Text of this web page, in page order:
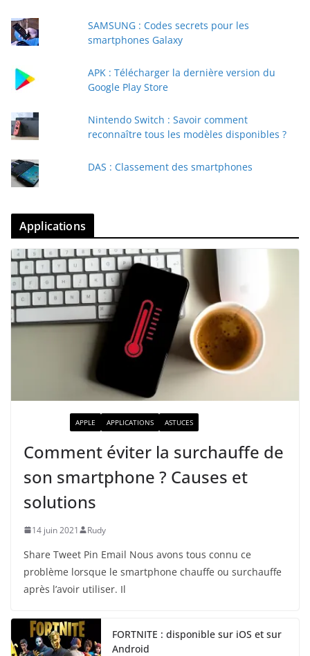
SAMSUNG : Codes secrets pour les
smartphones Galaxy
APK : Télécharger la dernière version du
Google Play Store
Nintendo Switch : Savoir comment
reconnaître tous les modèles disponibles ?
DAS : Classement des smartphones
Applications
APPLE APPLICATIONS ASTUCES
Comment éviter la surchauffe de
son smartphone ? Causes et
solutions
14 juin 2021 Rudy
Share Tweet Pin Email Nous avons tous connu ce
problème lorsque le smartphone chauffe ou surchauffe
après l’avoir utiliser. Il
FORTNITE : disponible sur iOS et sur
Android